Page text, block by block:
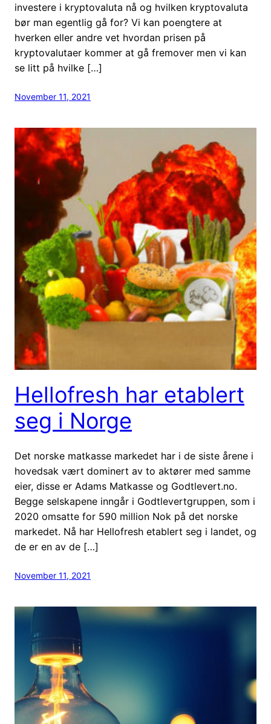
investere i kryptovaluta nå og hvilken kryptovaluta
bør man egentlig gå for? Vi kan poengtere at
hverken eller andre vet hvordan prisen på
kryptovalutaer kommer at gå fremover men vi kan
se litt på hvilke […]
November 11, 2021
Hellofresh har etablert
seg i Norge
Det norske matkasse markedet har i de siste årene i
hovedsak vært dominert av to aktører med samme
eier, disse er Adams Matkasse og Godtlevert.no.
Begge selskapene inngår i Godtlevertgruppen, som i
2020 omsatte for 590 million Nok på det norske
markedet. Nå har Hellofresh etablert seg i landet, og
de er en av de […]
November 11, 2021